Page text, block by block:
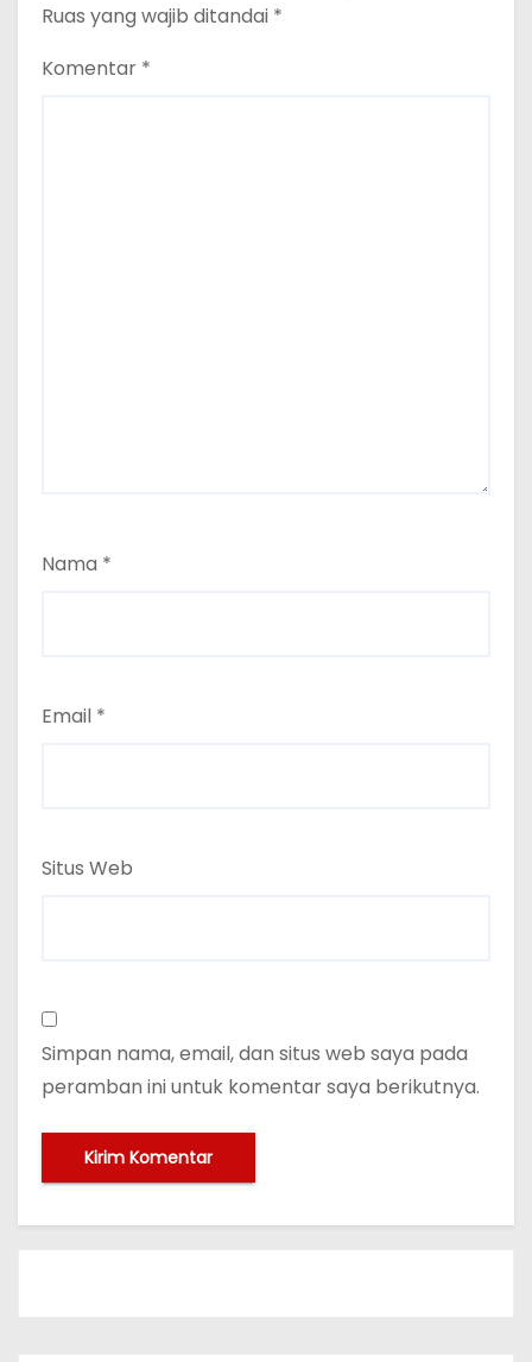
Ruas yang wajib ditandai *
Komentar *
Nama *
Email *
Situs Web
Simpan nama, email, dan situs web saya pada
peramban ini untuk komentar saya berikutnya.